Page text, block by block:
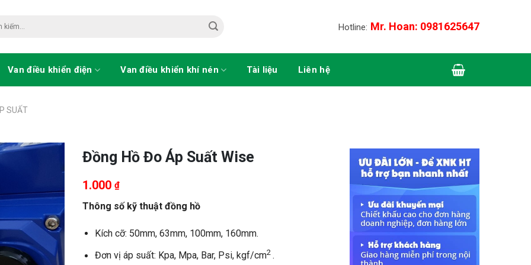
Hotline: Mr. Hoan: 0981625647
Van điều khiển điện Van điều khiển khí nén Tài liệu Liên hệ
SUẤT
Đồng Hồ Đo Áp Suất Wise
1.000 ₫
Thông số kỹ thuật đồng hồ
Kích cỡ: 50mm, 63mm, 100mm, 160mm.
Đơn vị áp suất: Kpa, Mpa, Bar, Psi, kgf/cm2 .